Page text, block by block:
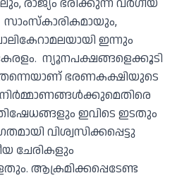
രാജ്യം ഭരിക്കുന്ന വർഗീയ
ഇന്നും
ന്യൂനപക്ഷങ്ങളെക്കൂടി
ഭരണകക്ഷിയുടെ
ഇവിടെ ഇടതും
വിശ്വസിക്കപ്പെട്ടു
ചേരികളും
ആക്രമിക്കപ്പെടേണ്ട